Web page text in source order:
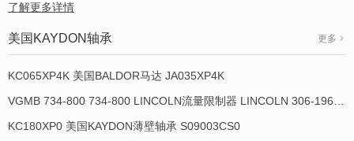
了解更多详情
美国KAYDON轴承 更多
KC065XP4K 美国BALDOR马达 JA035XP4K
KC180XP0 美国KAYDON薄壁轴承 S09003CS0